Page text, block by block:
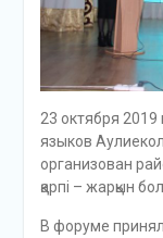
23 октября
языков
организован
қарпі – жарқын
В форуме